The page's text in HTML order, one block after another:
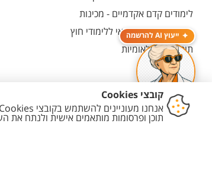
ייעוץ AI להרשמה
לימודים קדם אקדמיים - מכינות
המרכז האוניברסיטאי ללימודי חוץ
תוכניות בין-לאומיות